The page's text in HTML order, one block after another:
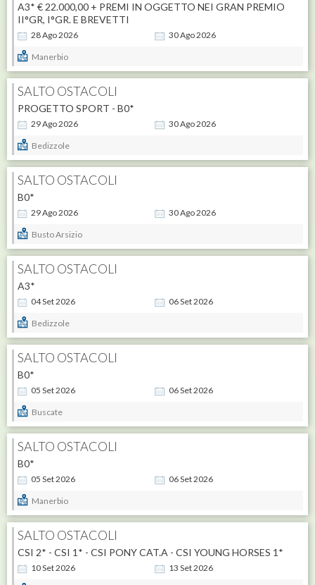
28Ago2026 30Ago2026
A3* € 22.000,00 + PREMI IN OGGETTO NEI GRAN PREMIO
II°GR, I°GR. E BREVETTI
Manerbio
SALTO OSTACOLI
29Ago2026 30Ago2026
PROGETTO SPORT - B0*
Bedizzole
SALTO OSTACOLI
29Ago2026 30Ago2026
B0*
Busto Arsizio
SALTO OSTACOLI
04Set2026 06Set2026
A3*
Bedizzole
SALTO OSTACOLI
05 Set2026 06Set2026
B0*
Buscate
SALTO OSTACOLI
05 Set2026 06Set2026
B0*
Manerbio
SALTO OSTACOLI
10Set2026 13 Set2026
CSI 2* - CSI 1* - CSI PONY CAT.A - CSI YOUNG HORSES 1*